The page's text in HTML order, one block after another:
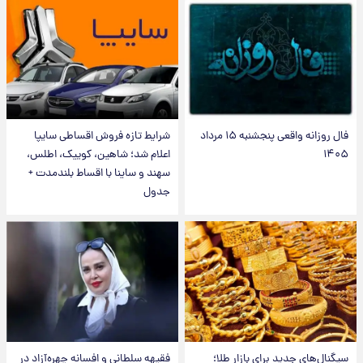
فال روزانه واقعی پنجشنبه ۱۵ مرداد
۱۴۰۵
شرایط تازه فروش اقساطی سایپا
اعلام شد؛ شاهین، کوییک، اطلس،
سهند و ساینا با اقساط بلندمدت +
جدول
سیگنال‌های جدید برای بازار طلا؛ فقیهه سلطانی و افسانه چهره‌آزاد در